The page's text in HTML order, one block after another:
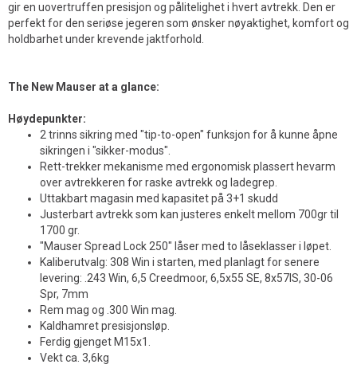
gir en uovertruffen presisjon og pålitelighet i hvert avtrekk. Den er
perfekt for den seriøse jegeren som ønsker nøyaktighet, komfort og
holdbarhet under krevende jaktforhold.
The New Mauser at a glance:
Høydepunkter:
2 trinns sikring med "tip-to-open" funksjon for å kunne åpne
sikringen i "sikker-modus".
Rett-trekker mekanisme med ergonomisk plassert hevarm
over avtrekkeren for raske avtrekk og ladegrep.
Uttakbart magasin med kapasitet på 3+1 skudd
Justerbart avtrekk som kan justeres enkelt mellom 700gr til
1700 gr.
"Mauser Spread Lock 250" låser med to låseklasser i løpet.
Kaliberutvalg: 308 Win i starten, med planlagt for senere
levering: .243 Win, 6,5 Creedmoor, 6,5x55 SE, 8x57IS, 30-06
Spr, 7mm
Rem mag og .300 Win mag.
Kaldhamret presisjonsløp.
Ferdig gjenget M15x1.
Vekt ca. 3,6kg